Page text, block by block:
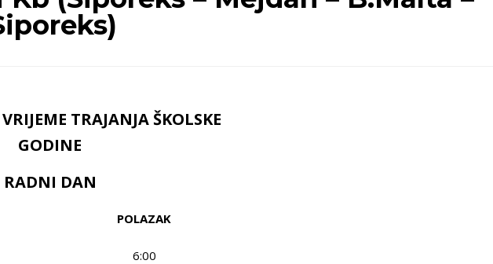
TRAJANJA ŠKOLSKE
GODINE
RADNI DAN
POLAZAK
6:00